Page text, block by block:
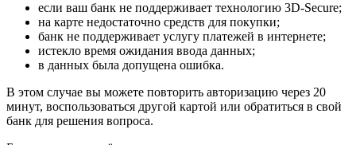
если ваш банк не поддерживает технологию 3D-Secure;
на карте недостаточно средств для покупки;
банк не поддерживает услугу платежей в интернете;
истекло время ожидания ввода данных;
в данных была допущена ошибка.
В этом случае вы можете повторить авторизацию через 20
минут, воспользоваться другой картой или обратиться в свой
банк для решения вопроса.